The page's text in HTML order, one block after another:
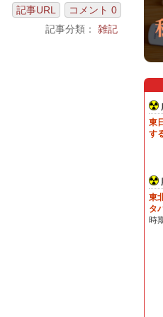
記事URL
コメント 0
記事分類： 雑記